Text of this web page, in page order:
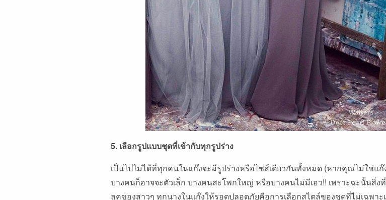
5. เลือกรูปแบบชุดที่เข้ากับทุกรูปร่าง
เป็นไปไม่ได้ที่ทุกคนในแก๊งจะมีรูปร่างหรือไซส์เดียวกันทั้งหมด (หากคุณไม่ใช่แก๊
บางคนก็อาจจะตัวเล็ก บางคนสะโพกใหญ่ หรือบางคนไม่มีเอว!! เพราะฉะนั้นสิ่ง
ลุคของสาวๆ ทุกนางในแก๊งให้รอดปลอดภัยคือการเลือกสไตล์ของชุดที่ไม่เฉพาะ